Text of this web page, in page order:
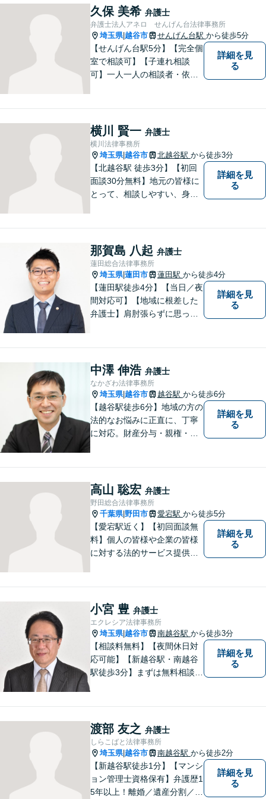
金、 労働、企業法務など、多
岐に渡る分野に精通していま
す。お困りごとはお気軽にご
連絡ください。
久保 美希 弁護士
弁護士法人アネロ せんげん台法律事務所
埼玉県|越谷市 せんげん台駅 から徒歩5分
【せんげん台駅5分】【完全個
室で相談可】【子連れ相談
可】一人一人の相談者・依頼
適切かつ速やかに解決いたし
ます。 お気軽にご相談くださ
い。
詳細を見
る
横川 賢一 弁護士
横川法律事務所
埼玉県|越谷市 北越谷駅 から徒歩3分
【北越谷駅 徒歩3分】【初回
面談30分無料】地元の皆様に
とって、相談しやすい、身近
してよいのかと迷っている
方、ぜひ一度ご相談くださ
い。
詳細を見
る
那賀島 八起 弁護士
蓮田総合法律事務所
埼玉県|蓮田市 蓮田駅 から徒歩4分
【蓮田駅徒歩4分】【当日／夜
間対応可】【地域に根差した
弁護士】肩肘張らずに思って
詳細を見
る
中澤 伸浩 弁護士
なかざわ法律事務所
埼玉県|越谷市 越谷駅 から徒歩6分
【越谷駅徒歩6分】地域の方の
法的なお悩みに正直に、丁寧
に対応。財産分与・親権・養
近なお困りごとはお気軽にご
相談ください。
詳細を見
る
高山 聡宏 弁護士
野田総合法律事務所
千葉県| 野田市 愛宕駅 から徒歩5分
【愛宕駅近く】【初回面談無
料】個人の皆様や企業の皆様
に対する法的サービス提供に
務など、幅広く対応します。
【当日／夜間／休日対応可】
お気軽にご相談ください。
詳細を見
る
小宮 豊 弁護士
エクレシア法律事務所
埼玉県|越谷市 南越谷駅 から徒歩3分
【相談料無料】【夜間休日対
応可能】【新越谷駅・南越谷
駅徒歩3分】まずは無料相談
詳細を見
る
渡部 友之 弁護士
しらこばと法律事務所
埼玉県|越谷市 南越谷駅 から徒歩2分
【新越谷駅徒歩1分】【マンシ
ョン管理士資格保有】弁護歴1
5年以上！離婚／遺産分割／刑
詳細を見
る